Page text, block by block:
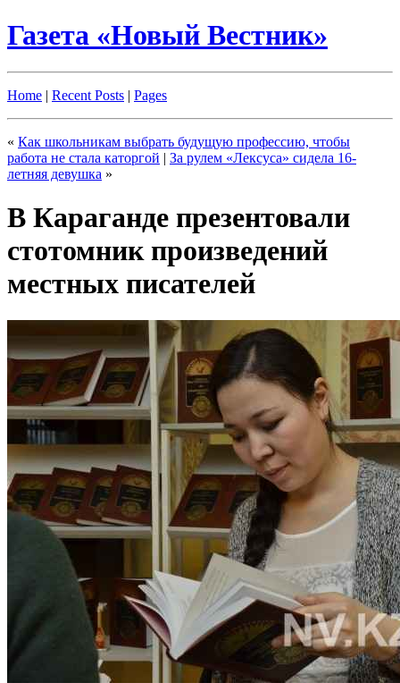
Газета «Новый Вестник»
Home | Recent Posts | Pages
« Как школьникам выбрать будущую профессию, чтобы
работа не стала каторгой | За рулем «Лексуса» сидела 16-
летняя девушка »
В Караганде презентовали
стотомник произведений
местных писателей